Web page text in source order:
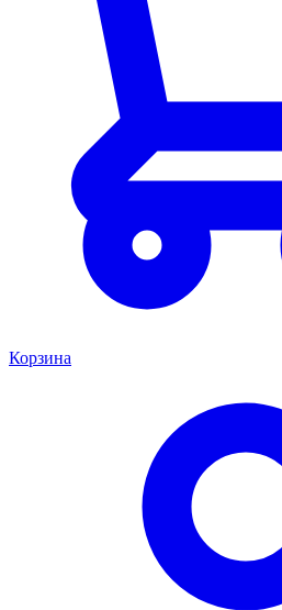
Корзина